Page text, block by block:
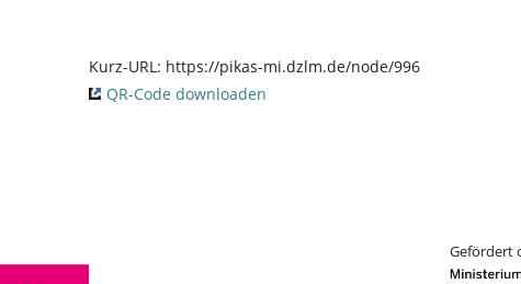
Kurz-URL: https://pikas-mi.dzlm.de/node/996
QR-Code downloaden
Gefördert